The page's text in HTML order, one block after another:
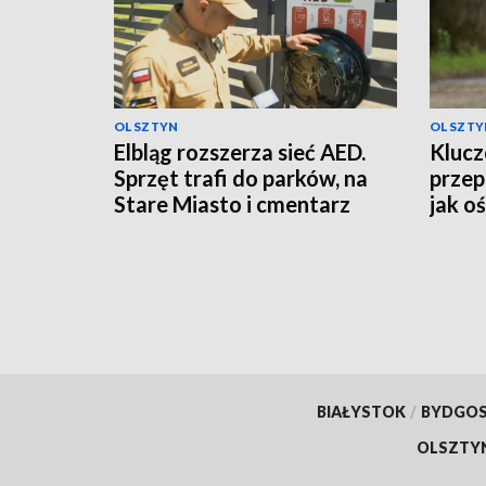
OLSZTYN
Elbląg rozszerza sieć AED.
Sprzęt trafi do parków, na
Stare Miasto i cmentarz
jak
BIAŁYSTOK /